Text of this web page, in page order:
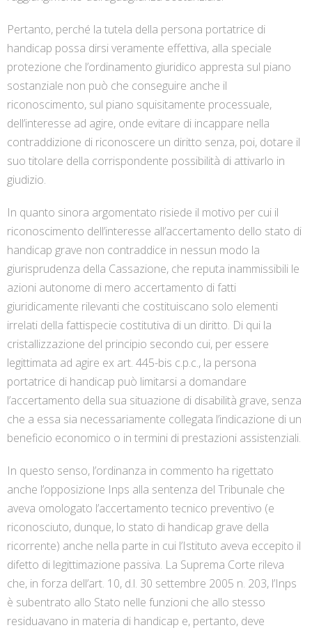
Pertanto, perché la tutela della persona portatrice di
handicap possa dirsi veramente effettiva, alla speciale
protezione che l’ordinamento giuridico appresta sul piano
sostanziale non può che conseguire anche il
riconoscimento, sul piano squisitamente processuale,
dell’interesse ad agire, onde evitare di incappare nella
contraddizione di riconoscere un diritto senza, poi, dotare il
suo titolare della corrispondente possibilità di attivarlo in
giudizio.
In quanto sinora argomentato risiede il motivo per cui il
riconoscimento dell’interesse all’accertamento dello stato di
handicap grave non contraddice in nessun modo la
giurisprudenza della Cassazione, che reputa inammissibili le
azioni autonome di mero accertamento di fatti
giuridicamente rilevanti che costituiscano solo elementi
irrelati della fattispecie costitutiva di un diritto. Di qui la
cristallizzazione del principio secondo cui, per essere
legittimata ad agire ex art. 445-bis c.p.c., la persona
portatrice di handicap può limitarsi a domandare
l’accertamento della sua situazione di disabilità grave, senza
che a essa sia necessariamente collegata l’indicazione di un
beneficio economico o in termini di prestazioni assistenziali.
In questo senso, l’ordinanza in commento ha rigettato
anche l’opposizione Inps alla sentenza del Tribunale che
aveva omologato l’accertamento tecnico preventivo (e
riconosciuto, dunque, lo stato di handicap grave della
ricorrente) anche nella parte in cui l’Istituto aveva eccepito il
difetto di legittimazione passiva. La Suprema Corte rileva
che, in forza dell’art. 10, d.l. 30 settembre 2005 n. 203, l’Inps
è subentrato allo Stato nelle funzioni che allo stesso
residuavano in materia di handicap e, pertanto, deve